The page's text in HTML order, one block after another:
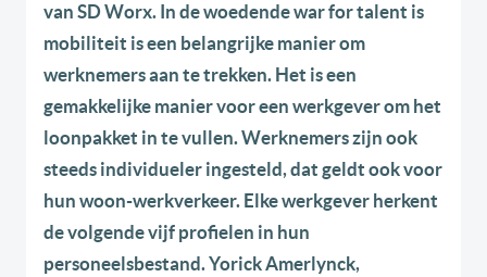
van SD Worx. In de woedende war for talent is
mobiliteit is een belangrijke manier om
werknemers aan te trekken. Het is een
gemakkelijke manier voor een werkgever om het
loonpakket in te vullen. Werknemers zijn ook
steeds individueler ingesteld, dat geldt ook voor
hun woon-werkverkeer. Elke werkgever herkent
de volgende vijf profielen in hun
personeelsbestand. Yorick Amerlynck,